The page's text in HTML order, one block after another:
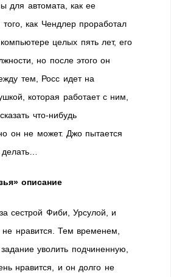
для автомата, как ее
как Чендлер проработал
целых пять лет, его
но после этого он
тем, Росс идет на
которая работает с ним,
что-нибудь
он не может. Джо пытается
описание
сестрой Фиби, Урсулой, и
нравится. Тем временем,
уволить подчиненную,
нравится, и он долго не